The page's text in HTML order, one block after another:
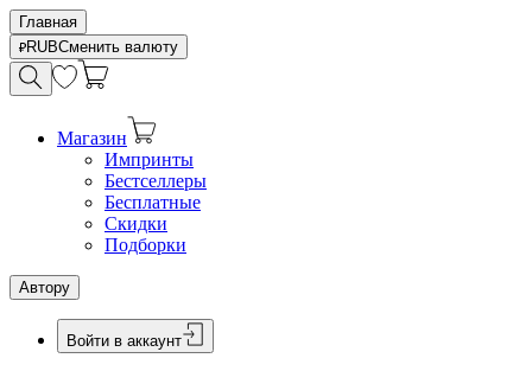
Главная
RUBСменить валюту
Магазин
Импринты
Бестселлеры
Бесплатные
Скидки
Подборки
Автору
Войти в аккаунт